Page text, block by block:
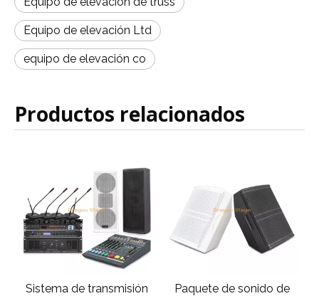
Equipo de elevación Ltd
equipo de elevación co
Productos relacionados
Sistema de transmisión
Paquete de sonido de